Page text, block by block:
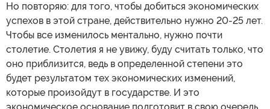
Но повторяю: для того, чтобы добиться экономических
успехов в этой стране, действительно нужно 20-25 лет.
Чтобы все изменилось ментально, нужно почти
столетие. Столетия я не увижу, буду считать только, что
оно приблизится, ведь в определенной степени это
будет результатом тех экономических изменений,
которые произойдут в государстве. И это